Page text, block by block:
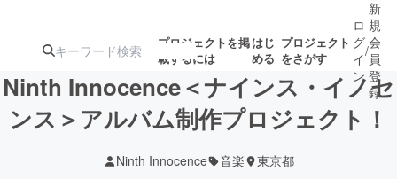
プロジェクトを掲
載するには
はじ
める
プロジェクト
をさがす
ターン
ジェクト
募集終了が近いプ
ロジェクト
ロ
グ
イ
ン
/
新
規
会
員
登
録
Ninth Innocence＜ナインス・イノセ
ンス＞アルバム制作プロジェクト！
Ninth Innocence 音楽 東京都